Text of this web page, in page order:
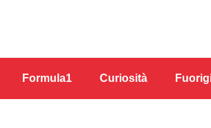
Formula1 Curiosità